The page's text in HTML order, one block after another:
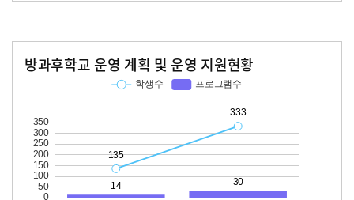
방과후학교 운영 계획 및 운영 지원현황